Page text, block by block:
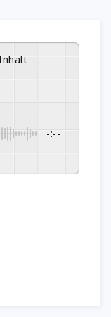
-:--